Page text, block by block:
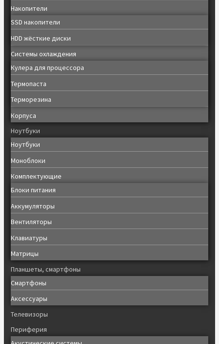
Накопители
SSD накопители
HDD жёсткие диски
Системы охлаждения
Кулера для процессора
Термопаста
Терморезина
Корпуса
Ноутбуки
Ноутбуки
Моноблоки
Комплектующие
Блоки питания
Аккумуляторы
Вентиляторы
Клавиатуры
Матрицы
Планшеты, смартфоны
Смартфоны
Аксессуары
Телевизоры
Периферия